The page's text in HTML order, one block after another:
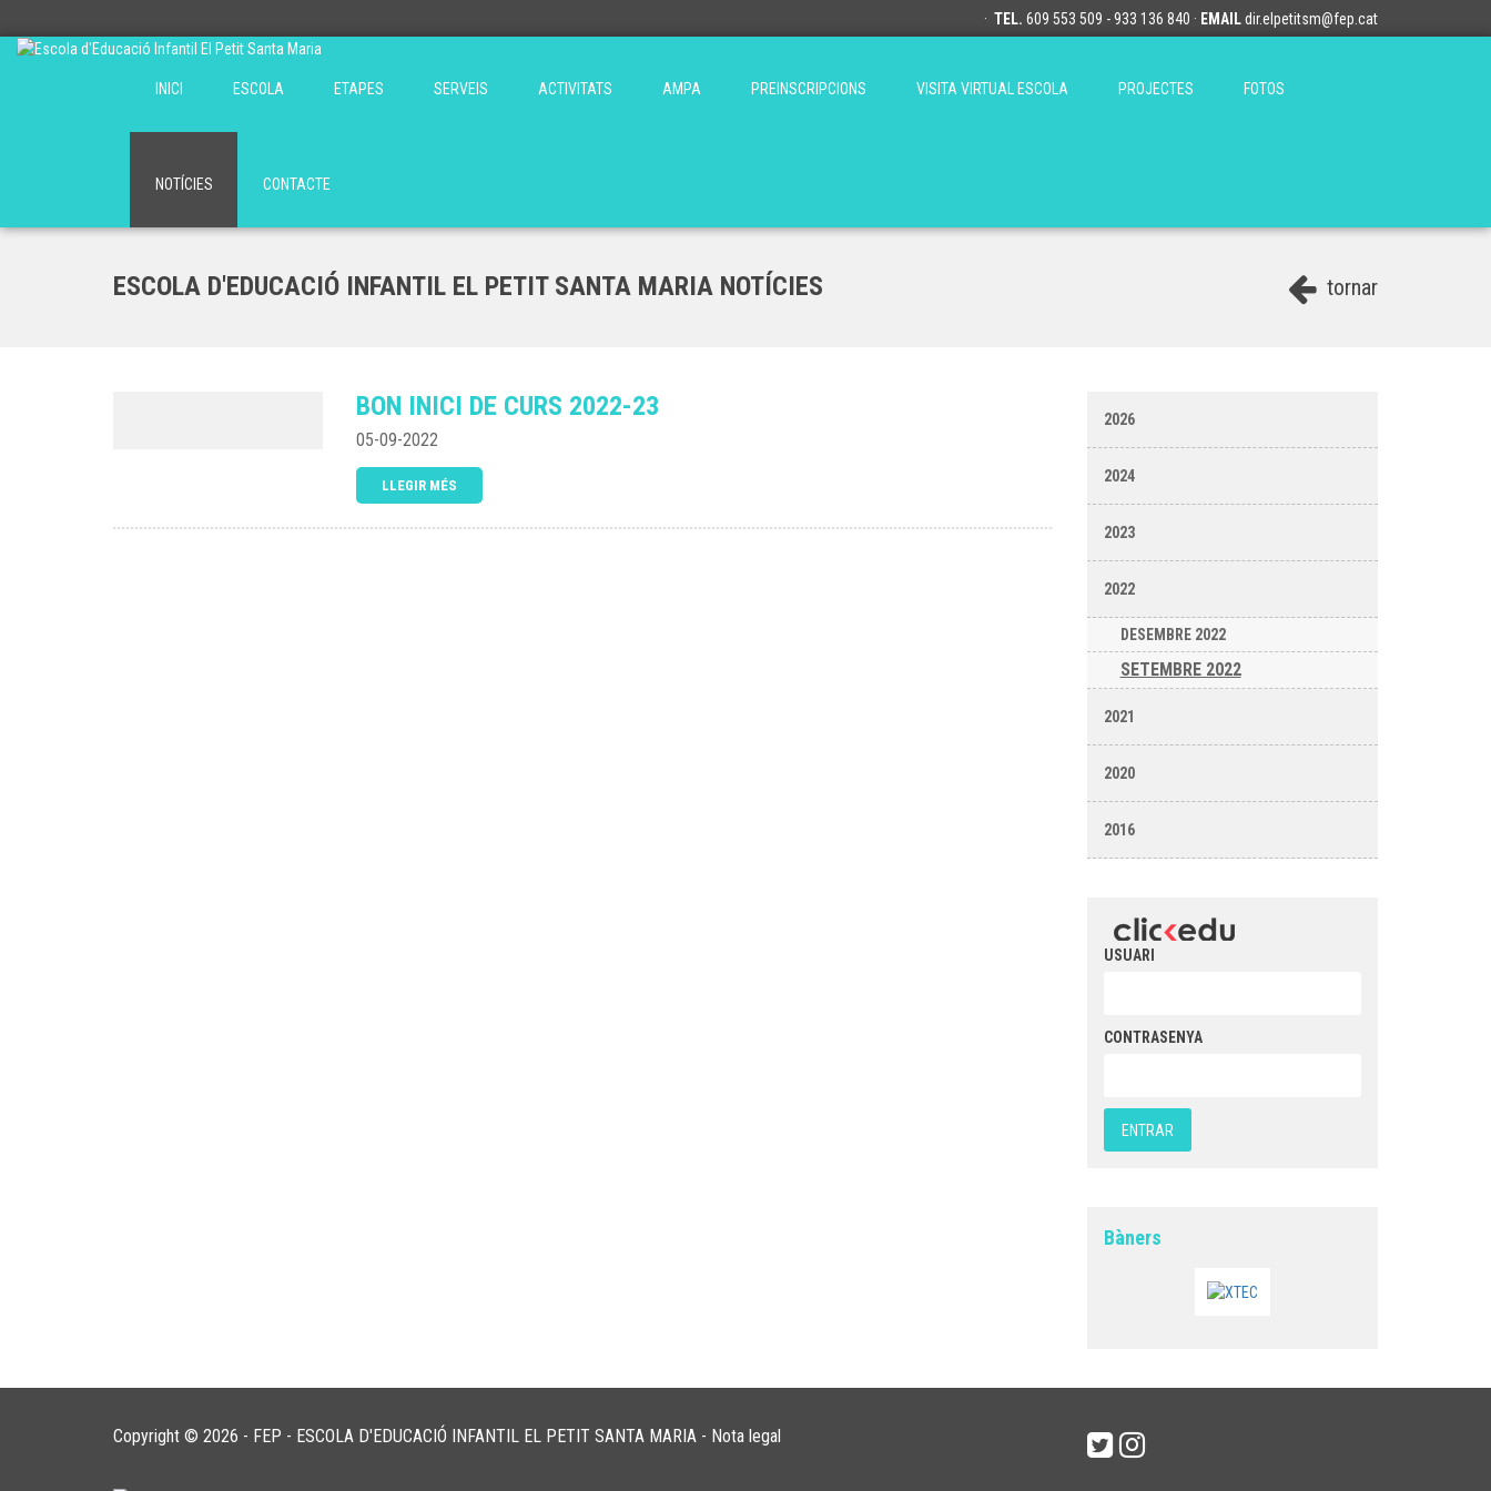
· TEL. 609 553 509 - 933 136 840 · EMAILdir.elpetitsm@fep.cat
INICI ESCOLA ETAPES SERVEIS ACTIVITATS AMPA PREINSCRIPCIONS VISITA VIRTUAL ESCOLA PROJECTES FOTOS
NOTÍCIES CONTACTE
tornar
ESCOLA D'EDUCACIÓ INFANTIL EL PETIT SANTA MARIA NOTÍCIES
BON INICI DE CURS 2022-23
05-09-2022
LLEGIR MÉS
2026
2024
2023
2022
DESEMBRE 2022
SETEMBRE 2022
2021
2020
2016
USUARI
CONTRASENYA
Bàners
Copyright © 2026 - FEP - ESCOLA D'EDUCACIÓ INFANTIL EL PETIT SANTA MARIA - Nota legal